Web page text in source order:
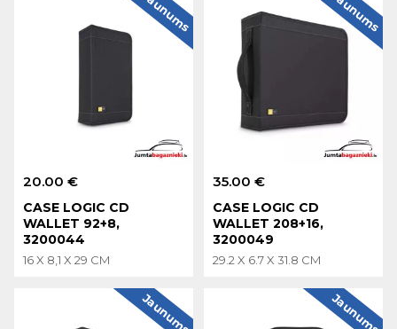
20.00 €
CASE LOGIC CD
WALLET 92+8,
3200044
16 X 8,1 X 29 CM
Jaunums
35.00 €
CASE LOGIC CD
WALLET 208+16,
3200049
29.2 X 6.7 X 31.8 CM
Jaunums
Jaunums Jaunums